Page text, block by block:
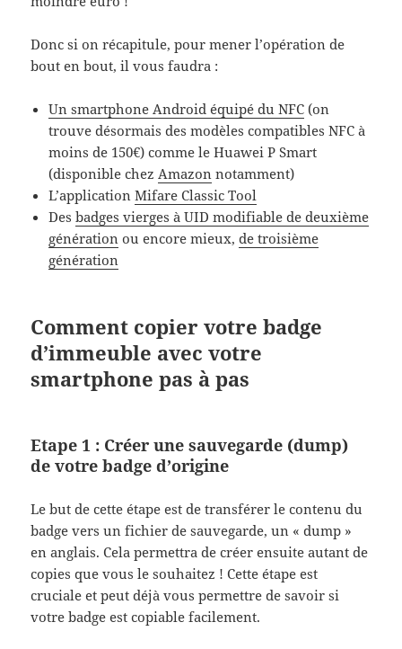
Donc si on récapitule, pour mener l’opération de
bout en bout, il vous faudra :
Un smartphone Android équipé du NFC (on
trouve désormais des modèles compatibles NFC à
moins de 150€) comme le Huawei P Smart
(disponible chez Amazon notamment)
L’applicationMifare Classic Tool
Desbadges vierges à UID modifiable de deuxième
génération ou encore mieux,de troisième
génération
Comment copier votre badge
d’immeuble avec votre
smartphone pas à pas
Etape 1 : Créer une sauvegarde (dump)
de votre badge d’origine
Le but de cette étape est de transférer le contenu du
badge vers un fichier de sauvegarde, un « dump »
en anglais. Cela permettra de créer ensuite autant de
copies que vous le souhaitez ! Cette étape est
cruciale et peut déjà vous permettre de savoir si
votre badge est copiable facilement.